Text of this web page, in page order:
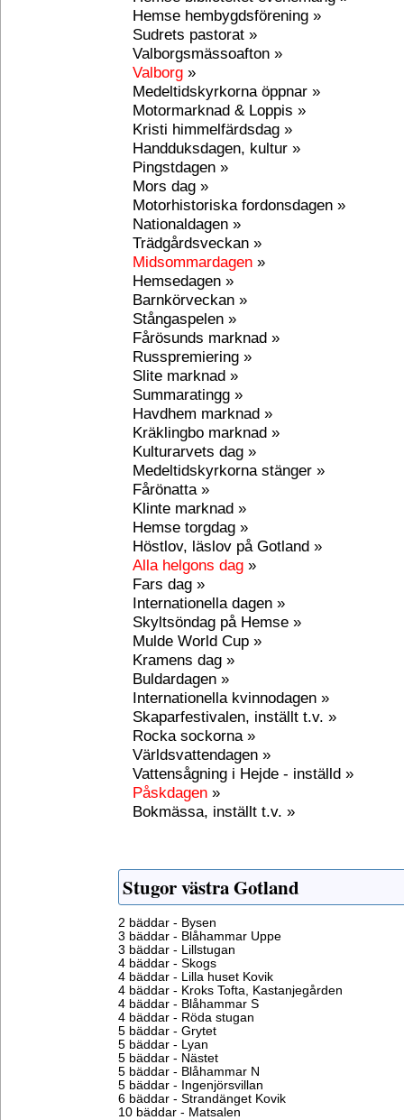
Hemse hembygdsförening »
Sudrets pastorat »
Valborgsmässoafton »
Valborg »
Medeltidskyrkorna öppnar »
Motormarknad & Loppis »
Kristi himmelfärdsdag »
Handduksdagen, kultur »
Pingstdagen »
Mors dag »
Motorhistoriska fordonsdagen »
Nationaldagen »
Trädgårdsveckan »
Midsommardagen »
Hemsedagen »
Barnkörveckan »
Stångaspelen »
Fårösunds marknad »
Russpremiering »
Slite marknad »
Summaratingg »
Havdhem marknad »
Kräklingbo marknad »
Kulturarvets dag »
Medeltidskyrkorna stänger »
Fårönatta »
Klinte marknad »
Hemse torgdag »
Höstlov, läslov på Gotland »
Alla helgons dag »
Fars dag »
Internationella dagen »
Skyltsöndag på Hemse »
Mulde World Cup »
Kramens dag »
Buldardagen »
Internationella kvinnodagen »
Skaparfestivalen, inställt t.v. »
Rocka sockorna »
Världsvattendagen »
Vattensågning i Hejde - inställd »
Påskdagen »
Bokmässa, inställt t.v. »
Stugor västra Gotland
2 bäddar - Bysen
3 bäddar - Blåhammar Uppe
3 bäddar - Lillstugan
4 bäddar - Skogs
4 bäddar - Lilla huset Kovik
4 bäddar - Kroks Tofta, Kastanjegården
4 bäddar - Blåhammar S
4 bäddar - Röda stugan
5 bäddar - Grytet
5 bäddar - Lyan
5 bäddar - Nästet
5 bäddar - Blåhammar N
5 bäddar - Ingenjörsvillan
6 bäddar - Strandänget Kovik
10 bäddar - Matsalen